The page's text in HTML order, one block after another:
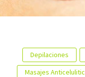
Depilaciones
Masajes